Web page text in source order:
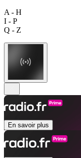
A - H
I - P
Q - Z
En savoir plus